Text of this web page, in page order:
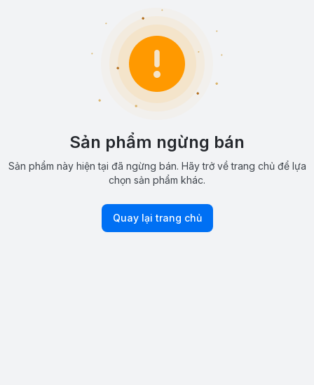
Sản phẩm ngừng bán
Sản phẩm này hiện tại đã ngừng bán. Hãy trở về trang chủ để lựa
chọn sản phẩm khác.
Quay lại trang chủ